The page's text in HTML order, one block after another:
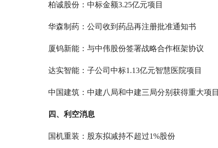
柏诚股份：中标金额3.25亿元项目
华森制药：公司收到药品再注册批准通知书
厦钨新能：与中伟股份签署战略合作框架协议
达实智能：子公司中标1.13亿元智慧医院项目
中国建筑：中建八局和中建三局分别获得重大项目
四、利空消息
国机重装：股东拟减持不超过1%股份